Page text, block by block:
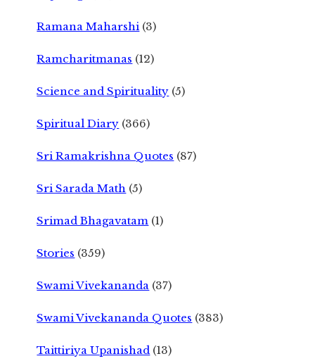
Ramana Maharshi (3)
Ramcharitmanas (12)
Science and Spirituality (5)
Spiritual Diary (366)
Sri Ramakrishna Quotes (87)
Sri Sarada Math (5)
Srimad Bhagavatam (1)
Stories (359)
Swami Vivekananda (37)
Swami Vivekananda Quotes (383)
Taittiriya Upanishad (13)